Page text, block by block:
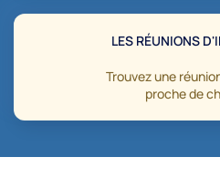
LES RÉUNIONS
Trouvez une
proche de